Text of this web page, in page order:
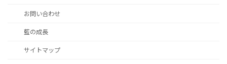
お問い合わせ
藍の成長
サイトマップ